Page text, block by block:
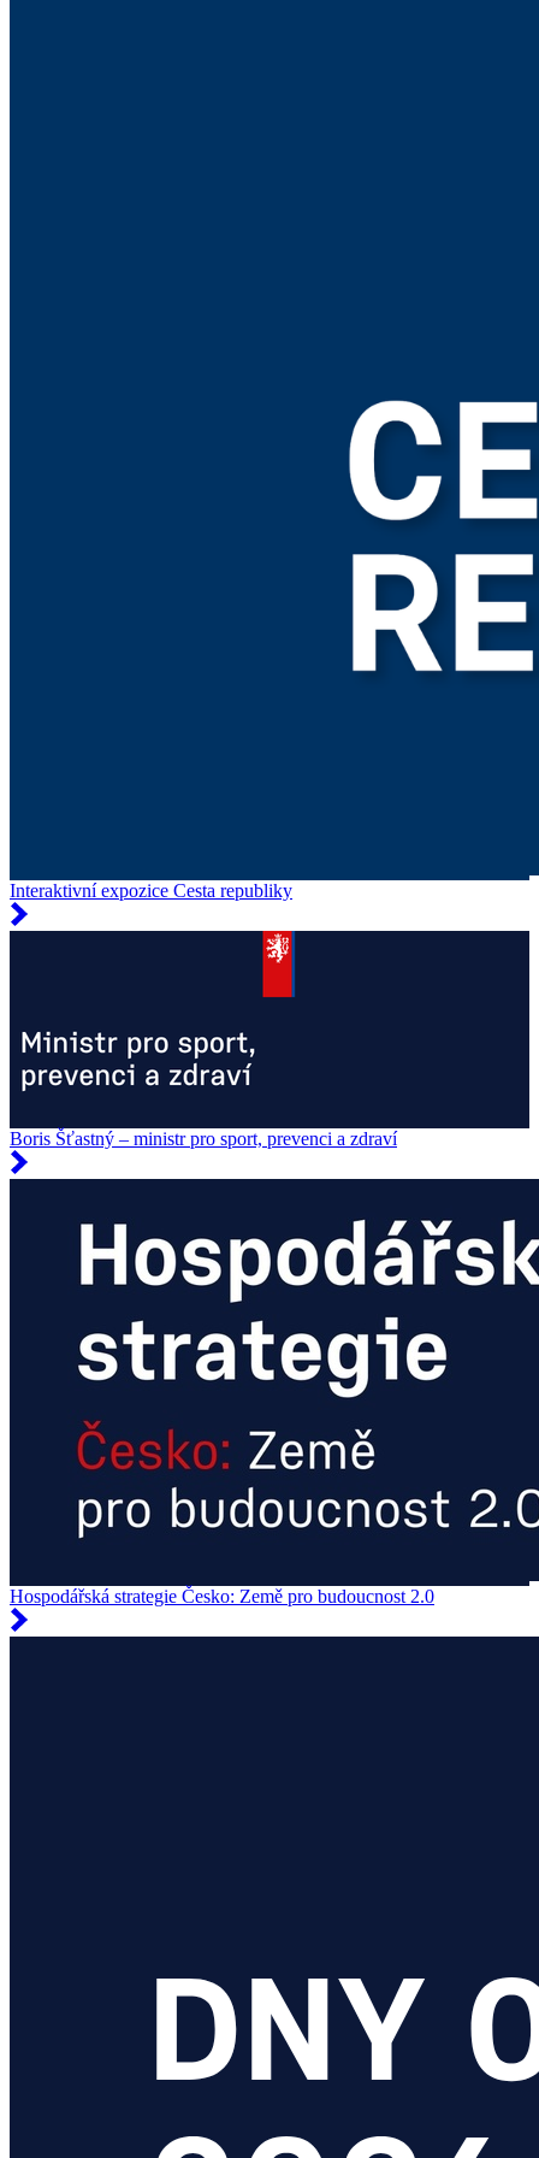
Interaktivní expozice Cesta republiky
Boris Šťastný – ministr pro sport, prevenci a zdraví
Hospodářská strategie Česko: Země pro budoucnost 2.0